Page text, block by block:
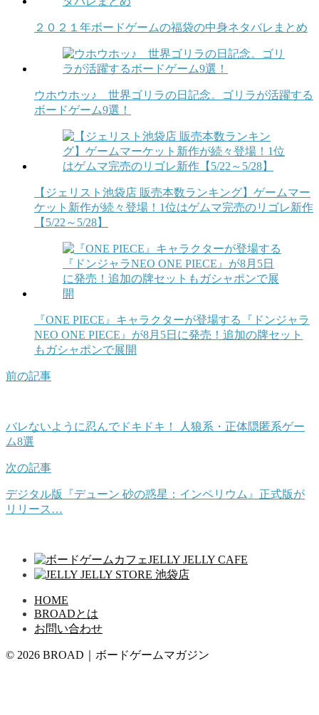
２０２１年ボードゲームの福袋の中身ネタバレまとめ
ウホウホッ♪ 世界ゴリラの日記念。ゴリラが活躍する
ボードゲーム9選！
【ジェリスト池袋店 販売本数ランキング】ゲームマー
ケット新作が続々登場！1位はゲムマ完売のリゴレ新作
【5/22～5/28】
『ONE PIECE』キャラクターが登場する『ドンジャラ
NEO ONE PIECE』が8月5日に発売！追加の牌セット
もガシャポンで展開
前の記事
バレないように忍んでドキドキ！ 人狼系・正体隠匿系ゲー
ム8選
次の記事
デジタル版『デューン 砂の惑星：インペリウム』正式版が
リリース…
HOME
BROADとは
お問い合わせ
© 2026 BROAD｜ボードゲームマガジン